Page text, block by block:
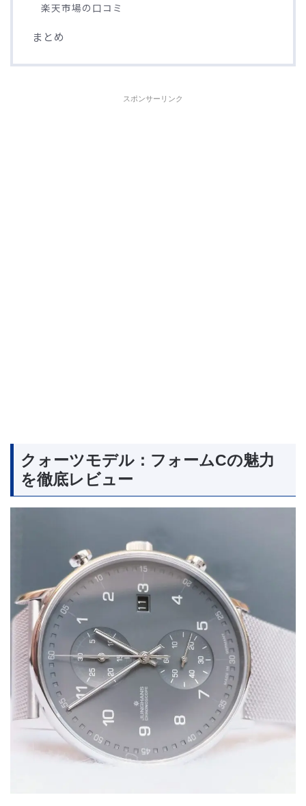
楽天市場の口コミ
まとめ
スポンサーリンク
クォーツモデル：フォームCの魅力
を徹底レビュー